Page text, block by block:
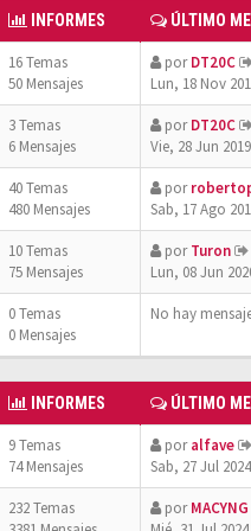
INFORMES ÚLTIMO
16 Temas
50 Mensajes
porDT20C
Lun, 18 Nov
3 Temas
6 Mensajes
porDT20C
Vie, 28 Jun
40 Temas
480 Mensajes
por
Sab, 17 Ago
10 Temas
75 Mensajes
porTuron
Lun, 08 Jun
0 Temas
0 Mensajes
No hay
INFORMES ÚLTIMO
9 Temas
74 Mensajes
poralfave
Sab, 27 Jul
232 Temas
porMACYNG